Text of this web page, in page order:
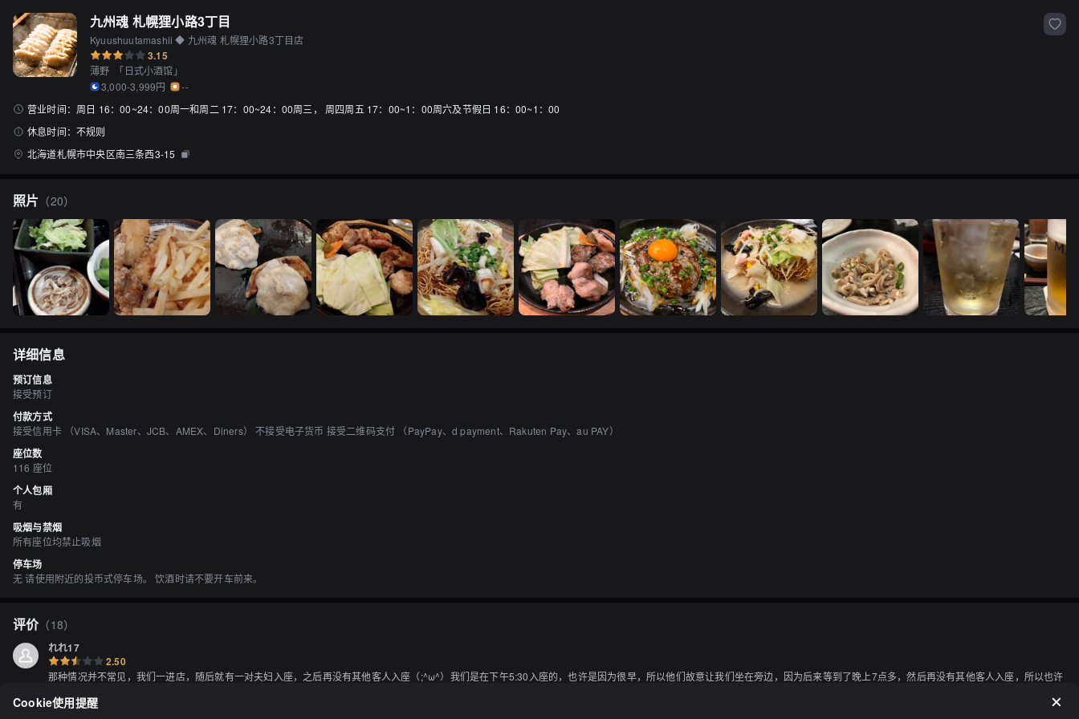
九州魂 札幌狸小路3丁目
Kyuushuutamashii ◆ 九州魂 札幌狸小路3丁目店
3.15
薄野 「日式小酒馆 」
3,000-3,999円
--
营业时间： 周日 16：00~24：00周一和周二 17：00~24：00周三， 周四周五 17：00~1：00周六及节假日 16：00~1：00
休息时间： 不规则
北海道札幌市中央区南三条西3-15
照片 （20）
详细信息
预订信息
接受预订
付款方式
接受信用卡 （VISA、Master、JCB、AMEX、Diners） 不接受电子货币 接受二维码支付 （PayPay、d payment、Rakuten Pay、au PAY）
座位数
116 座位
个人包厢
有
吸烟与禁烟
所有座位均禁止吸烟
停车场
无 请使用附近的投币式停车场。 饮酒时请不要开车前来。
评价（18）
れれ17
2.50
那种情况并不常见，我们一进店，随后就有一对夫妇入座，之后再没有其他客人入座（;^ω^）我们是在下午5:30入座的，也许是因为很早，所以他们故意让我们坐在旁边，因为后来等到了晚上7点多，然后再没有其他客人入座，所以也许
Cookie使用提醒